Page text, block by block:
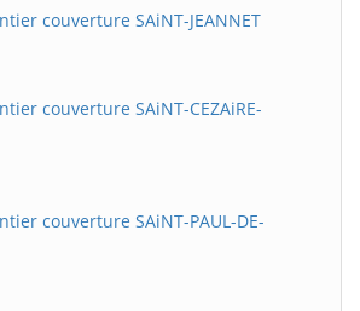
couverture SAiNT-JEANNET
couverture SAiNT-CEZAiRE-
couverture SAiNT-PAUL-DE-